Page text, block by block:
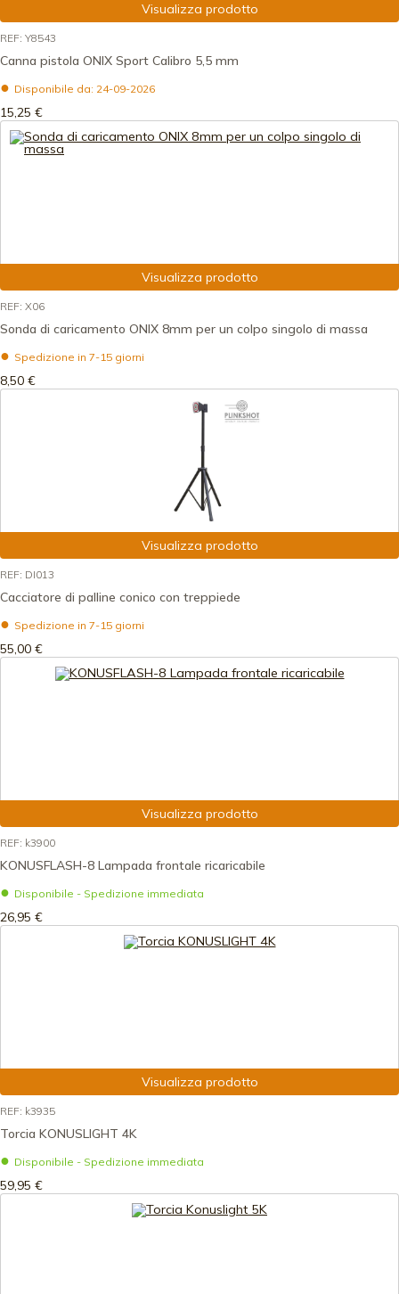
Visualizza prodotto
REF: Y8543
Canna pistola ONIX Sport Calibro 5,5 mm
Disponibile da: 24-09-2026
15,25 €
Visualizza prodotto
REF: X06
Sonda di caricamento ONIX 8mm per un colpo singolo di massa
Spedizione in 7-15 giorni
8,50 €
Visualizza prodotto
REF: DI013
Cacciatore di palline conico con treppiede
Spedizione in 7-15 giorni
55,00 €
Visualizza prodotto
REF: k3900
KONUSFLASH-8 Lampada frontale ricaricabile
Disponibile - Spedizione immediata
26,95 €
Visualizza prodotto
REF: k3935
Torcia KONUSLIGHT 4K
Disponibile - Spedizione immediata
59,95 €